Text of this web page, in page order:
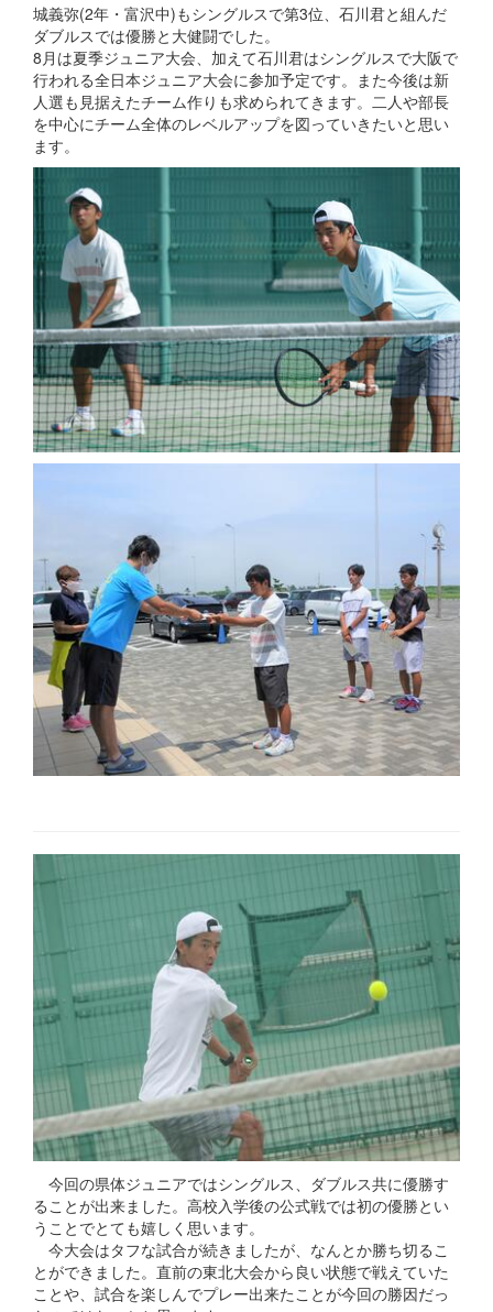
城義弥(2年・富沢中)もシングルスで第3位、石川君と組んだ
ダブルスでは優勝と大健闘でした。
8月は夏季ジュニア大会、加えて石川君はシングルスで大阪で
行われる全日本ジュニア大会に参加予定です。また今後は新
人選も見据えたチーム作りも求められてきます。二人や部長
を中心にチーム全体のレベルアップを図っていきたいと思い
ます。
今回の県体ジュニアではシングルス、ダブルス共に優勝す
ることが出来ました。高校入学後の公式戦では初の優勝とい
うことでとても嬉しく思います。
今大会はタフな試合が続きましたが、なんとか勝ち切るこ
とができました。直前の東北大会から良い状態で戦えていた
ことや、試合を楽しんでプレー出来たことが今回の勝因だっ